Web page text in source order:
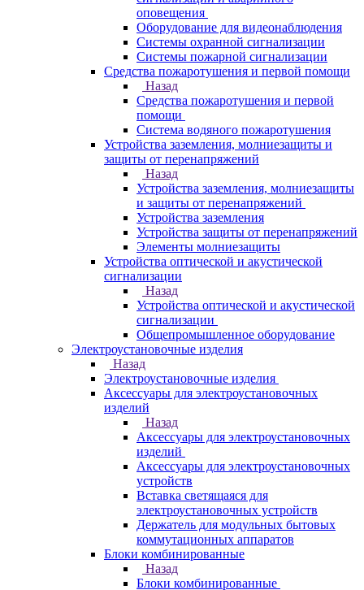
оповещения
Оборудование для видеонаблюдения
Системы охранной сигнализации
Системы пожарной сигнализации
Средства пожаротушения и первой помощи
Назад
Средства пожаротушения и первой
помощи
Система водяного пожаротушения
Устройства заземления, молниезащиты и
защиты от перенапряжений
Назад
Устройства заземления, молниезащиты
и защиты от перенапряжений
Устройства заземления
Устройства защиты от перенапряжений
Элементы молниезащиты
Устройства оптической и акустической
сигнализации
Назад
Устройства оптической и акустической
сигнализации
Общепромышленное оборудование
Электроустановочные изделия
Назад
Электроустановочные изделия
Аксессуары для электроустановочных
изделий
Назад
Аксессуары для электроустановочных
изделий
Аксессуары для электроустановочных
устройств
Вставка светящаяся для
электроустановочных устройств
Держатель для модульных бытовых
коммутационных аппаратов
Блоки комбинированные
Назад
Блоки комбинированные